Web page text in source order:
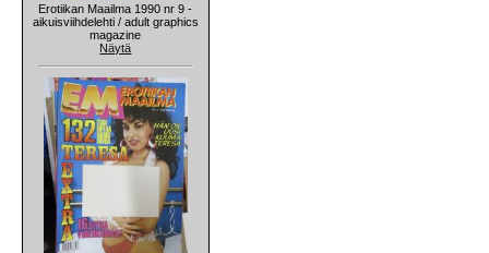
Erotiikan Maailma 1990 nr 9 -
aikuisviihdelehti / adult graphics
magazine
Näytä